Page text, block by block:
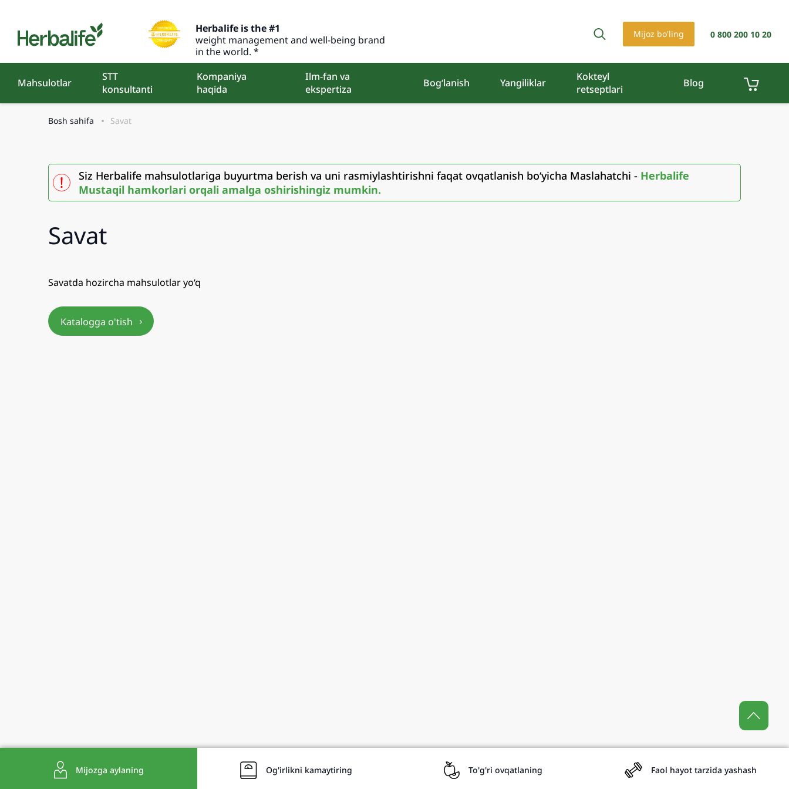
Herbalife is the #1
weight management and well-being brand
in the world. *
Mijoz bo'ling 0 800 200 10 20
Mahsulotlar
STT
konsultanti
Kompaniya
haqida
Ilm-fan va
ekspertiza
Bog‘lanish Yangiliklar
Kokteyl
retseptlari
Blog
Bosh sahifa Savat
Siz Herbalife mahsulotlariga buyurtma berish va uni rasmiylashtirishni faqat ovqatlanish boʻyicha Maslahatchi - Herbalife
Mustaqil hamkorlari orqali amalga oshirishingiz mumkin.
Savat
Savatda hozircha mahsulotlar yo‘q
Katalogga o'tish
Mijozga aylaning Og'irlikni kamaytiring To'g'ri ovqatlaning Faol hayot tarzida yashash
Uzbekistan Uzbek
Armenia Hayeren